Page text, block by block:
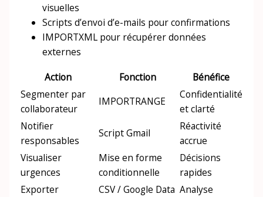
visuelles
Scripts d’envoi d’e-mails pour confirmations
IMPORTXML pour récupérer données
externes
Action
Fonction
Bénéfice
Segmenter par
collaborateur
IMPORTRANGE
Confidentialité
et clarté
Notifier
responsables
Script Gmail
Réactivité
accrue
Visualiser
urgences
Mise en forme
conditionnelle
Décisions
rapides
Exporter
CSV / Google Data Analyse